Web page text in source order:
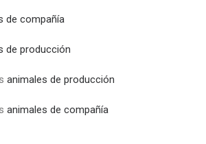
de compañía
de producción
animales de producción
animales de compañía